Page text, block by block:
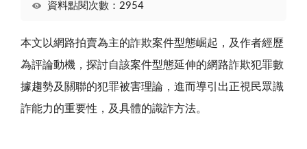
資料點閱次數：2954
本文以網路拍賣為主的詐欺案件型態崛起，及作者經歷
為評論動機，探討自該案件型態延伸的網路詐欺犯罪數
據趨勢及關聯的犯罪被害理論，進而導引出正視民眾識
詐能力的重要性，及具體的識詐方法。